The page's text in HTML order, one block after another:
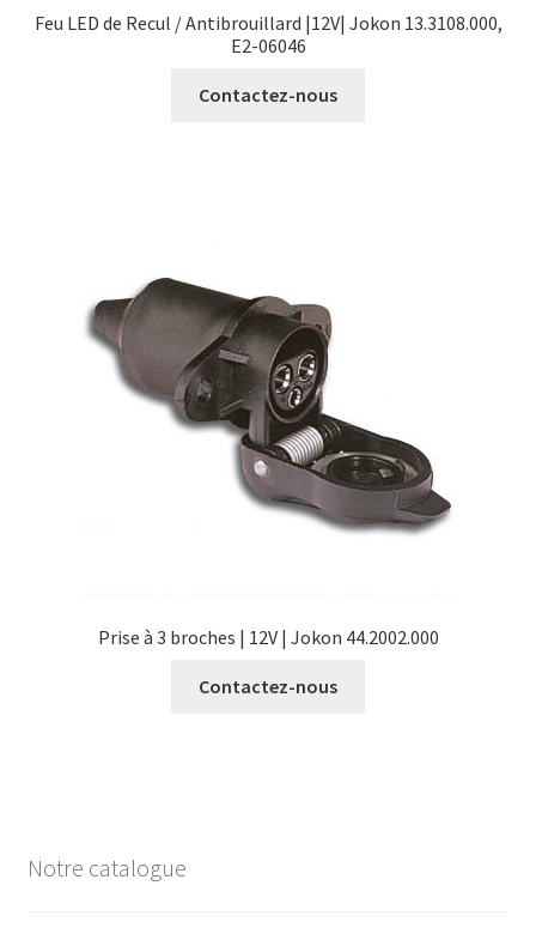
Feu LED de Recul / Antibrouillard |12V| Jokon 13.3108.000,
E2-06046
Contactez-nous
Prise à 3 broches | 12V | Jokon 44.2002.000
Contactez-nous
Notre catalogue